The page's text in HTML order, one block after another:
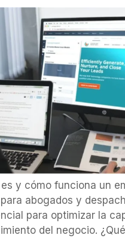
y cómo funciona un
abogados y
para optimizar la
del negocio.